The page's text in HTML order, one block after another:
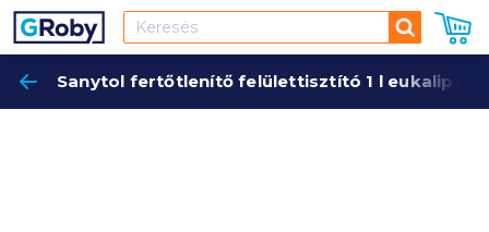
Keresés
Sanytol fertőtlenítő felülettisztító 1 l